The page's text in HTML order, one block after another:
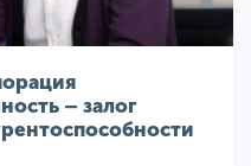
– залог